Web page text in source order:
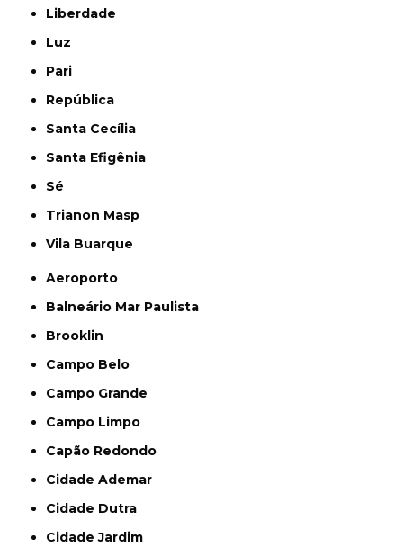
Liberdade
Luz
Pari
República
Santa Cecília
Santa Efigênia
Sé
Trianon Masp
Vila Buarque
Aeroporto
Balneário Mar Paulista
Brooklin
Campo Belo
Campo Grande
Campo Limpo
Capão Redondo
Cidade Ademar
Cidade Dutra
Cidade Jardim